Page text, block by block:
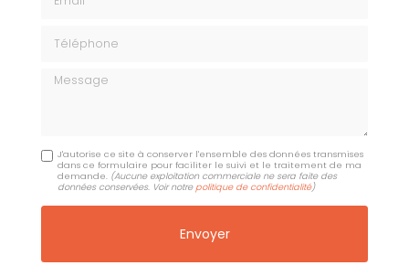
Message
J'autorise ce site à conserver l'ensemble des données transmises
dans ce formulaire pour faciliter le suivi et le traitement de ma
demande. (Aucune exploitation commerciale ne sera faite des
données conservées. Voir notre politique de confidentialité)